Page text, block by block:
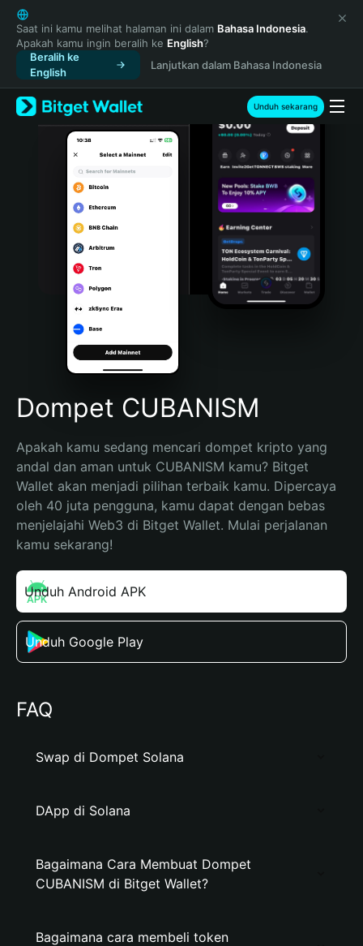
English
日本語
Tiếng Việt
Русский
Español (Latinoamérica)
Türkçe
Italiano
Português (Portugal)
Bahasa Indonesia
Português (Brasil)
Español (Argentina)
Saat ini kamu melihat halaman ini dalam Bahasa Indonesia.
Apakah kamu ingin beralih ke English?
Beralih ke
English
Lanjutkan dalam Bahasa Indonesia
Unduh sekarang
Dompet CUBANISM
Apakah kamu sedang mencari dompet kripto yang
andal dan aman untuk CUBANISM kamu? Bitget
Wallet akan menjadi pilihan terbaik kamu. Dipercaya
oleh 40 juta pengguna, kamu dapat dengan bebas
menjelajahi Web3 di Bitget Wallet. Mulai perjalanan
kamu sekarang!
Unduh Android APK
Unduh Google Play
FAQ
Swap di Dompet Solana
DApp di Solana
Bagaimana Cara Membuat Dompet
CUBANISM di Bitget Wallet?
Bagaimana cara membeli token